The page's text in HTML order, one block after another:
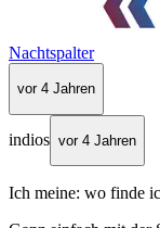
Nachtspalter
vor 4 Jahren
indios vor 4 Jahren
Ich meine: wo finde